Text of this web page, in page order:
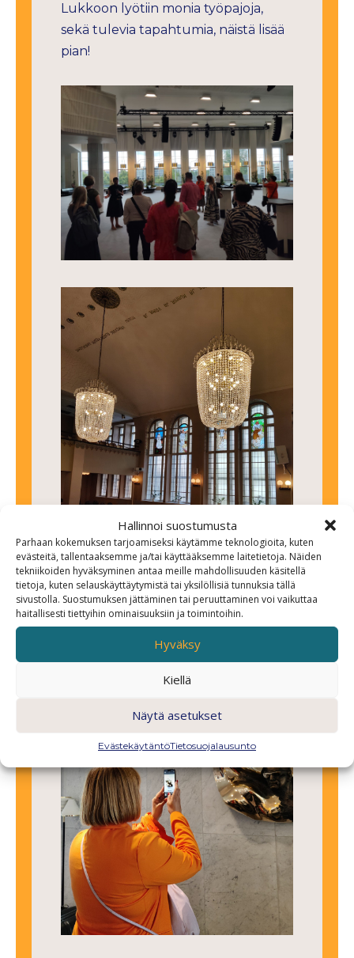
Hallinnoi suostumusta
Parhaan kokemuksen tarjoamiseksi käytämme teknologioita, kuten
evästeitä, tallentaaksemme ja/tai käyttääksemme laitetietoja. Näiden
tekniikoiden hyväksyminen antaa meille mahdollisuuden käsitellä
tietoja, kuten selauskäyttäytymistä tai yksilöllisiä tunnuksia tällä
sivustolla. Suostumuksen jättäminen tai peruuttaminen voi vaikuttaa
haitallisesti tiettyihin ominaisuuksiin ja toimintoihin.
Hyväksy
Kiellä
Näytä asetukset
EvästekäytäntöTietosuojalausunto
Lukkoon lyötiin monia työpajoja,
sekä tulevia tapahtumia, näistä lisää
pian!